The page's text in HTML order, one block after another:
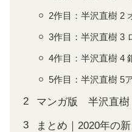
2作目：半沢直樹 2
3作目：半沢直樹 3
4作目：半沢直樹 4
5作目：半沢直樹 5
マンガ版 半沢直樹
まとめ｜2020年の